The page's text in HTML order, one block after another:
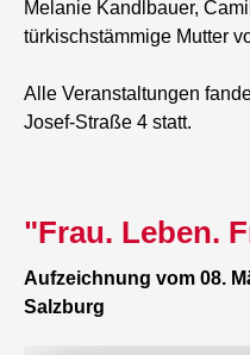
Melanie Kandlbauer,
türkischstämmige Mutter
Alle Veranstaltungen
Josef-Straße 4 statt.
"Frau. Leben.
Aufzeichnung vom 08.
Salzburg